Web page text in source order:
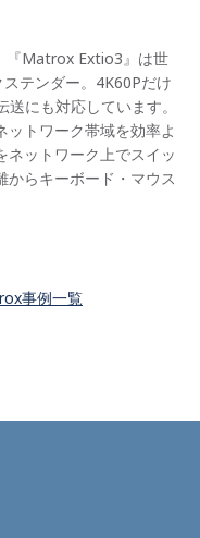
『Matrox Extio3』は世
テンダー。4K60Pだけ
にも対応しています。
トワーク帯域を効率よ
ネットワーク上でスイッ
からキーボード・マウス
事例一覧